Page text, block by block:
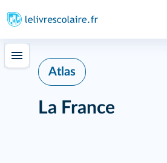
Atlas
La France